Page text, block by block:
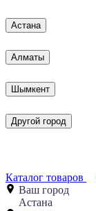
Астана
Алматы
Шымкент
Другой город
Каталог товаров
Ваш город
Астана